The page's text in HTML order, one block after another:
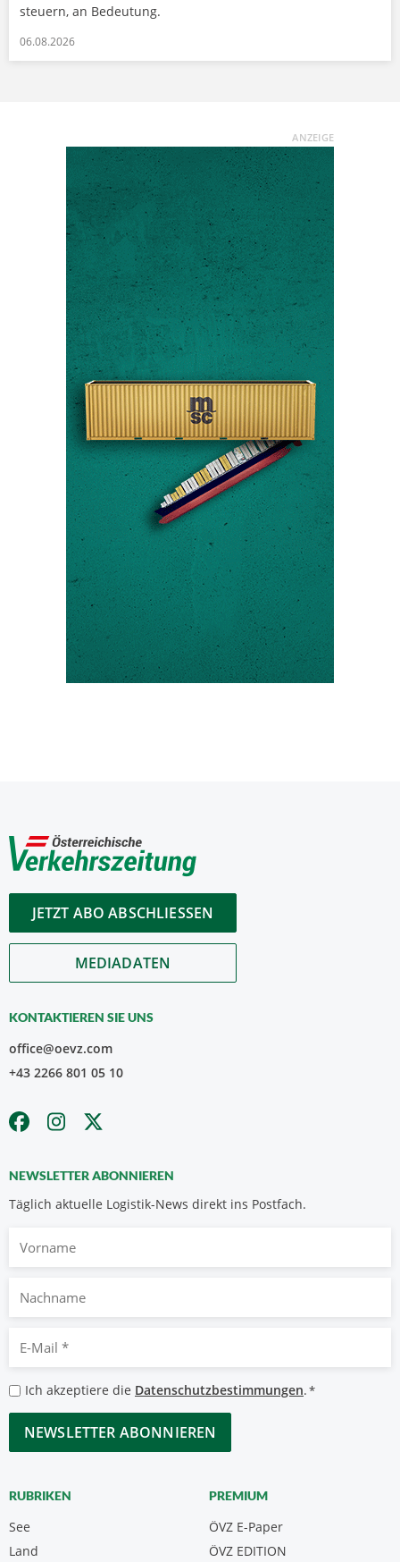
steuern, an Bedeutung.
06.08.2026
ANZEIGE
JETZT ABO ABSCHLIESSEN
MEDIADATEN
KONTAKTIEREN SIE UNS
office@oevz.com
+43 2266 801 05 10
NEWSLETTER ABONNIEREN
Täglich aktuelle Logistik-News direkt ins Postfach.
Nachname
Mail
*
Datenschutzbestimmungen
*
Ich akzeptiere die Datenschutzbestimmungen.*
CAPTCHA
RUBRIKEN
See
Land
PREMIUM
ÖVZ E-Paper
ÖVZ EDITION